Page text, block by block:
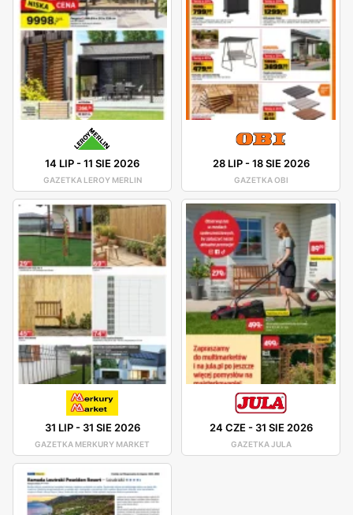
14 LIP-11 SIE 2026
GAZETKA LEROY MERLIN
28 LIP-18 SIE 2026
GAZETKA OBI
31 LIP- 31 SIE 2026
GAZETKA MERKURY MARKET
24 CZE- 31 SIE 2026
GAZETKA JULA